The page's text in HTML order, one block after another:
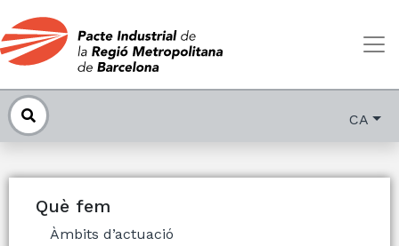
CA
Què fem
Àmbits d’actuació